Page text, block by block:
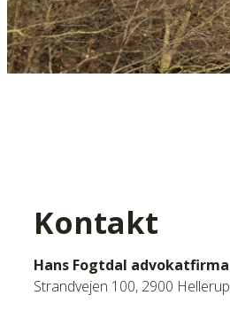
Kontakt
Hans Fogtdal advokatfirma
Strandvejen 100, 2900 Hellerup